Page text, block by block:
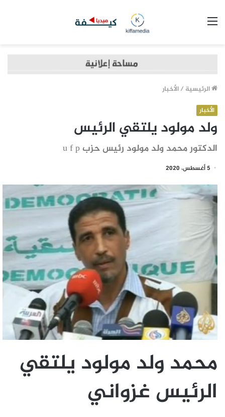
الرئيسية /الأخبار
الأخبار
ولد مولود يلتقي الرئيس
الدكتور محمد ولد مولود رئيس حزب u f p
5 أغسطس، 2020
محمد ولد مولود يلتقي
الرئيس غزواني